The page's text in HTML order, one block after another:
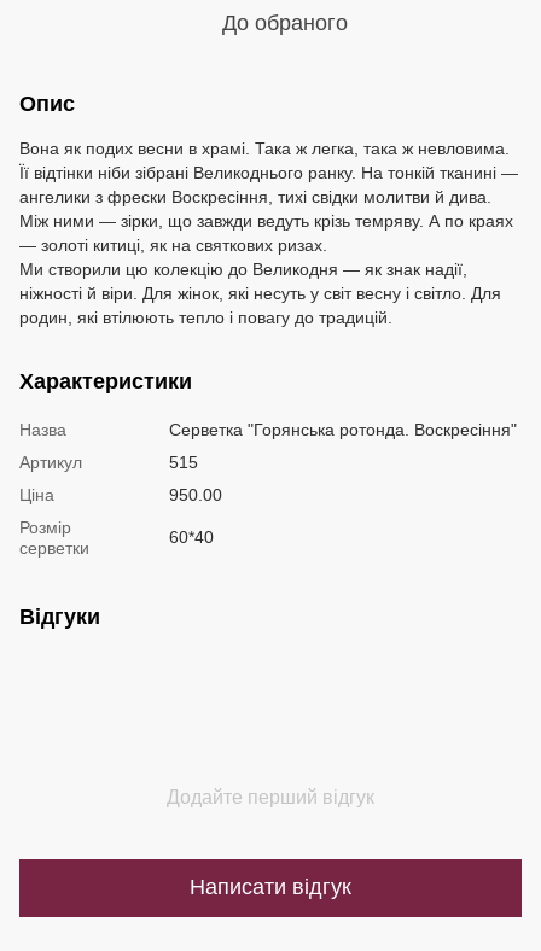
До обраного
Опис
Вона як подих весни в храмі. Така ж легка, така ж невловима.
Її відтінки ніби зібрані Великоднього ранку. На тонкій тканині —
ангелики з фрески Воскресіння, тихі свідки молитви й дива.
Між ними — зірки, що завжди ведуть крізь темряву. А по краях
— золоті китиці, як на святкових ризах.
Ми створили цю колекцію до Великодня — як знак надії,
ніжності й віри. Для жінок, які несуть у світ весну і світло. Для
родин, які втілюють тепло і повагу до традицій.
Характеристики
Назва
Серветка "Горянська ротонда. Воскресіння"
Артикул
515
Ціна
950.00
Розмір
серветки
60*40
Відгуки
Додайте перший відгук
Написати відгук